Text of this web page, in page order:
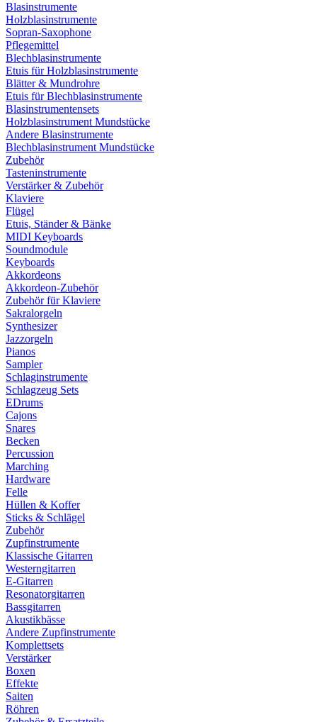
Blasinstrumente
Holzblasinstrumente
Sopran-Saxophone
Pflegemittel
Blechblasinstrumente
Etuis für Holzblasinstrumente
Blätter & Mundrohre
Etuis für Blechblasinstrumente
Blasinstrumentensets
Holzblasinstrument Mundstücke
Andere Blasinstrumente
Blechblasinstrument Mundstücke
Zubehör
Tasteninstrumente
Verstärker & Zubehör
Klaviere
Flügel
Etuis, Ständer & Bänke
MIDI Keyboards
Soundmodule
Keyboards
Akkordeons
Akkordeon-Zubehör
Zubehör für Klaviere
Sakralorgeln
Synthesizer
Jazzorgeln
Pianos
Sampler
Schlaginstrumente
Schlagzeug Sets
EDrums
Cajons
Snares
Becken
Percussion
Marching
Hardware
Felle
Hüllen & Koffer
Sticks & Schlägel
Zubehör
Zupfinstrumente
Klassische Gitarren
Westerngitarren
E-Gitarren
Resonatorgitarren
Bassgitarren
Akustikbässe
Andere Zupfinstrumente
Komplettsets
Verstärker
Boxen
Effekte
Saiten
Röhren